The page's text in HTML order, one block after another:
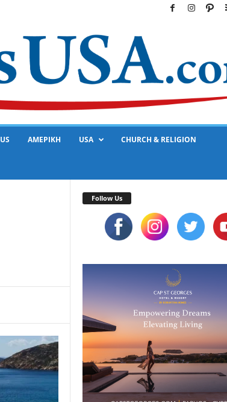
ΑΜΕΡΙΚΗ USA CHURCH & RELIGION
Follow Us